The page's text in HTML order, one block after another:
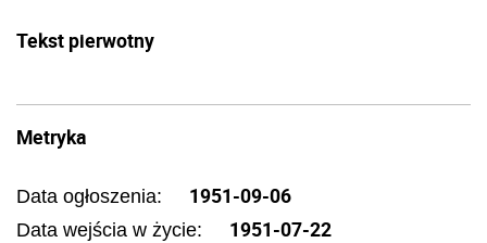
Tekst pierwotny
Metryka
Data ogłoszenia: 1951-09-06
Data wejścia w życie: 1951-07-22